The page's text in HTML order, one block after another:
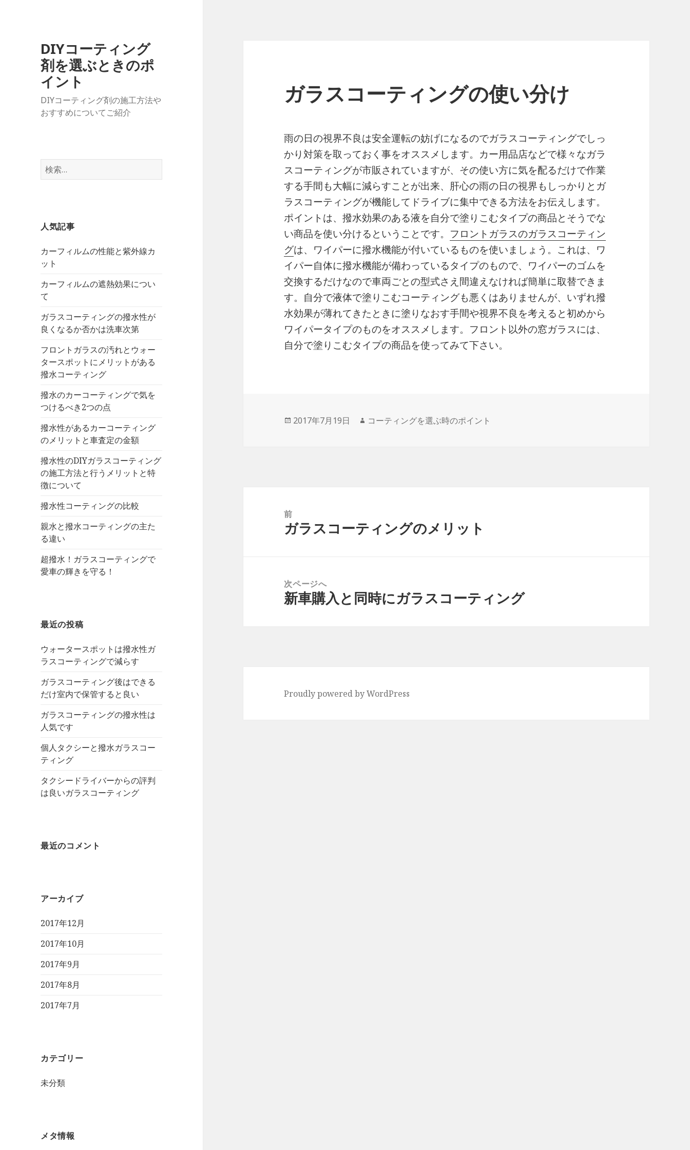
DIYコーティング
剤を選ぶときのポ
イント
DIYコーティング剤の施工方法や
おすすめについてご紹介
検
索
人気記事
カーフィルムの性能と紫外線カ
ット
カーフィルムの遮熱効果につい
て
ガラスコーティングの撥水性が
良くなるか否かは洗車次第
フロントガラスの汚れとウォー
タースポットにメリットがある
撥水コーティング
撥水のカーコーティングで気を
つけるべき2つの点
撥水性があるカーコーティング
のメリットと車査定の金額
撥水性のDIYガラスコーティング
の施工方法と行うメリットと特
徴について
撥水性コーティングの比較
親水と撥水コーティングの主た
る違い
超撥水！ガラスコーティングで
愛車の輝きを守る！
最近の投稿
ウォータースポットは撥水性ガ
ラスコーティングで減らす
ガラスコーティング後はできる
だけ室内で保管すると良い
ガラスコーティングの撥水性は
人気です
個人タクシーと撥水ガラスコー
ティング
タクシードライバーからの評判
は良いガラスコーティング
最近のコメント
アーカイブ
2017年12月
2017年10月
2017年9月
2017年8月
2017年7月
カテゴリー
未分類
メタ情報
ガラスコーティングの使い分け
雨の日の視界不良は安全運転の妨げになるのでガラスコーティングでしっ
かり対策を取っておく事をオススメします。カー用品店などで様々なガラ
スコーティングが市販されていますが、その使い方に気を配るだけで作業
する手間も大幅に減らすことが出来、肝心の雨の日の視界もしっかりとガ
ラスコーティングが機能してドライブに集中できる方法をお伝えします。
ポイントは、撥水効果のある液を自分で塗りこむタイプの商品とそうでな
い商品を使い分けるということです。 フロントガラスのガラスコーティン
グは、ワイパーに撥水機能が付いているものを使いましょう。これは、ワ
イパー自体に撥水機能が備わっているタイプのもので、ワイパーのゴムを
交換するだけなので車両ごとの型式さえ間違えなければ簡単に取替できま
す。自分で液体で塗りこむコーティングも悪くはありませんが、いずれ撥
水効果が薄れてきたときに塗りなおす手間や視界不良を考えると初めから
ワイパータイプのものをオススメします。フロント以外の窓ガラスには、
自分で塗りこむタイプの商品を使ってみて下さい。
投
2017年7月19日
作
コーティングを選ぶ時のポイント
前
前
ガラスコーティングのメリット
次ページへ
次
新車購入と同時にガラスコーティング
Proudly powered by WordPress